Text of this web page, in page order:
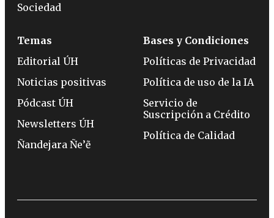
Sociedad
Temas
Editorial ÚH
Noticias positivas
Pódcast ÚH
Newsletters ÚH
Ñandejara Ñe’ẽ
Bases y Condiciones
Políticas de Privacidad
Política de uso de la IA
Servicio de
Suscripción a Crédito
Política de Calidad